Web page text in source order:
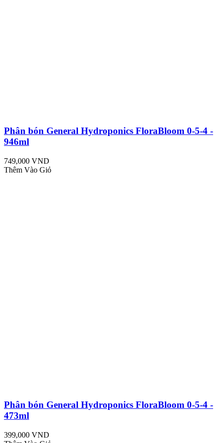
Phân bón General Hydroponics FloraBloom 0-5-4 -
946ml
749,000 VND
Thêm Vào Giỏ
Phân bón General Hydroponics FloraBloom 0-5-4 -
473ml
399,000 VND